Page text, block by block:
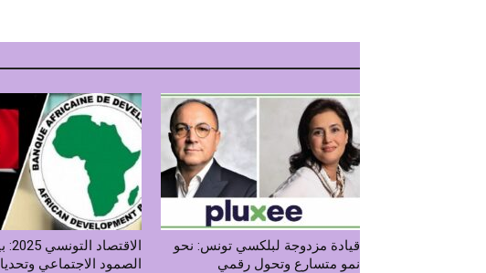
الاقتصاد
الصمود الاجتماعي
قيادة مزدوجة لبلكسي تونس: نحو
نمو متسارع وتحول رقمي